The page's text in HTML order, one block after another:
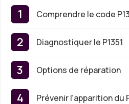
Comprendre le code
Diagnostiquer le P1351
Options de réparation
Prévenir l’apparition du